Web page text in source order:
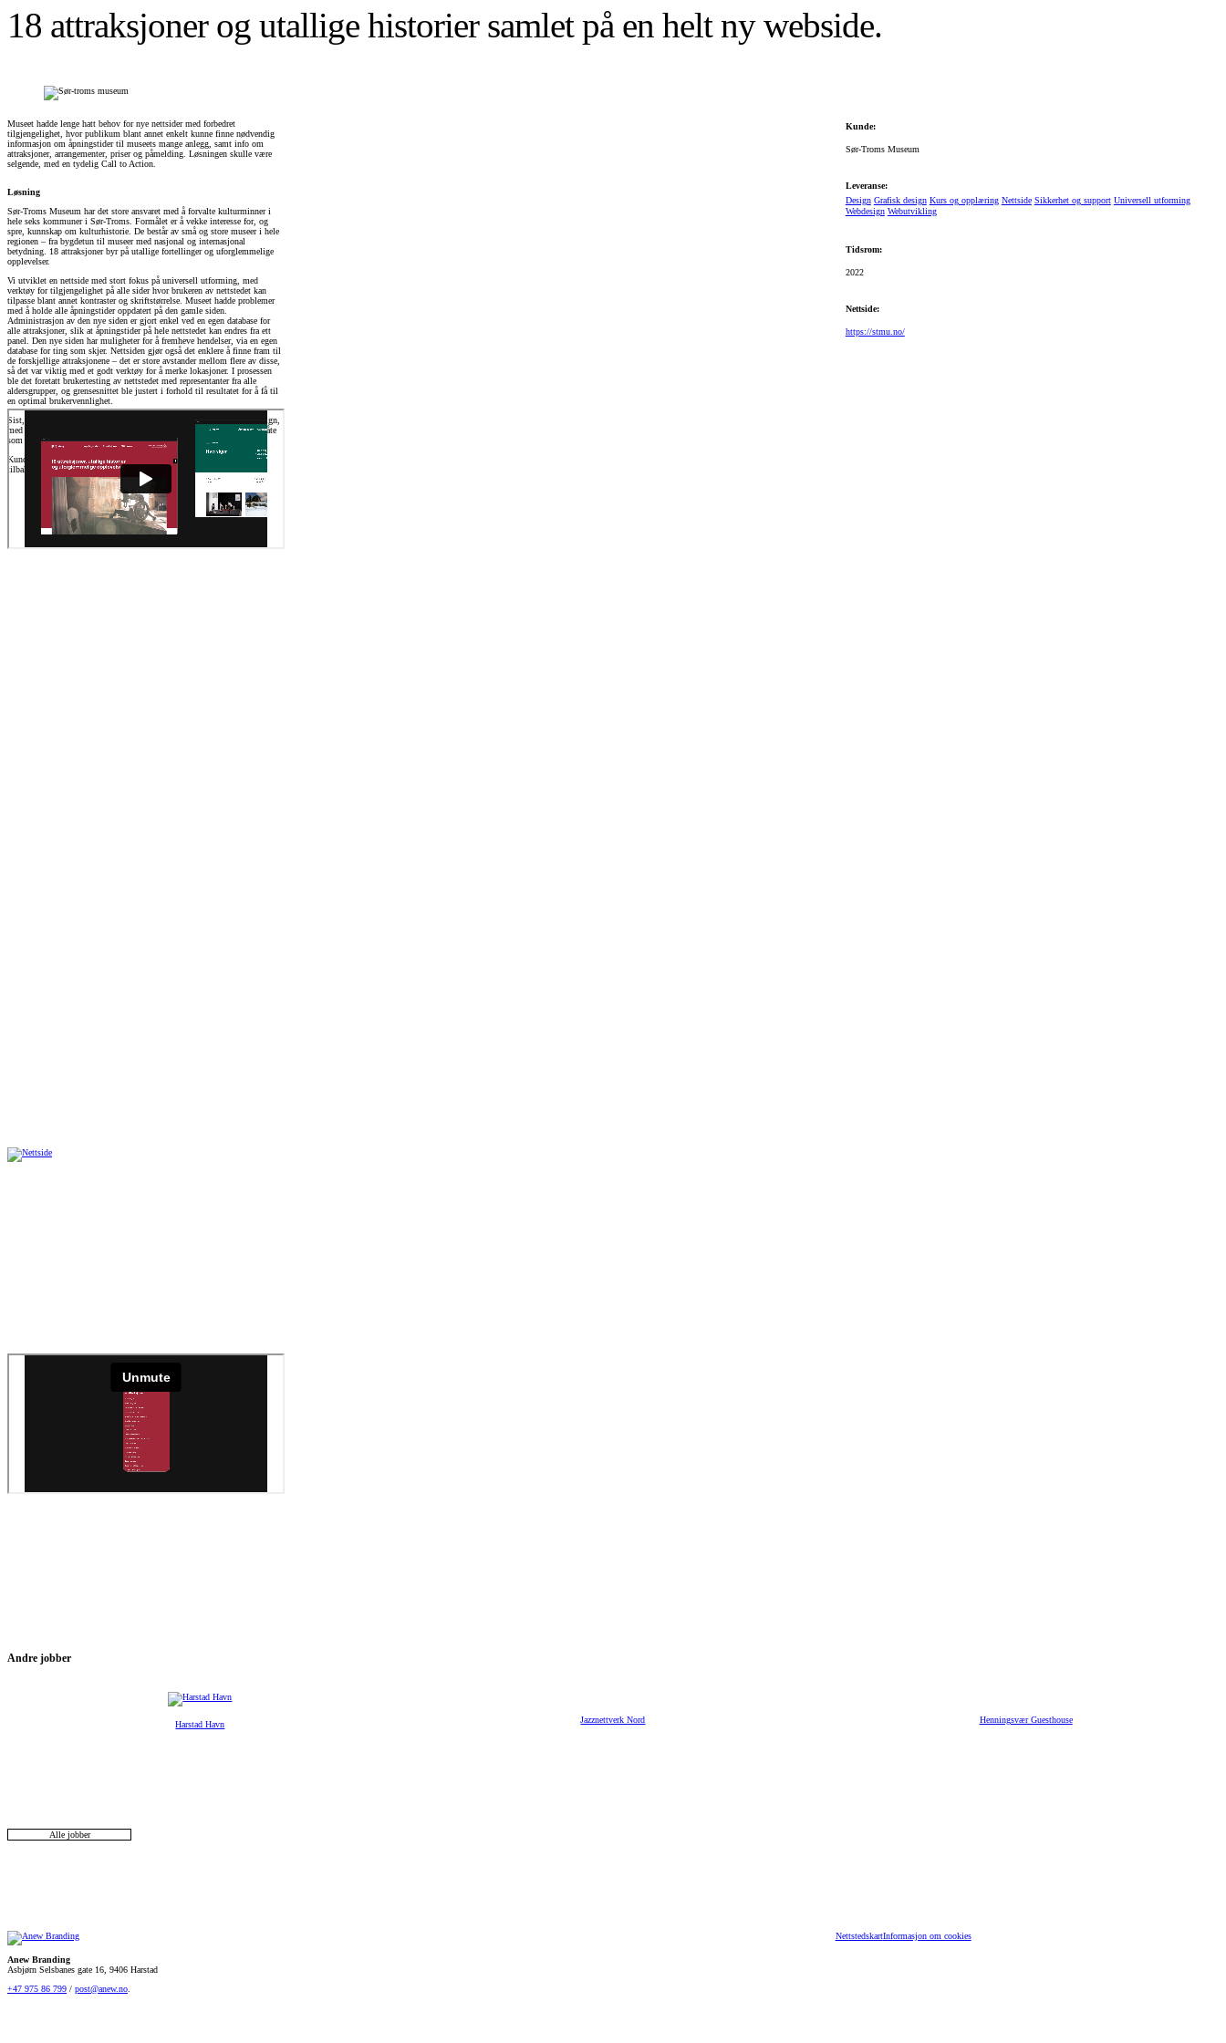
18 attraksjoner og utallige historier samlet på en helt ny webside.
Museet hadde lenge hatt behov for nye nettsider med forbedret
tilgjengelighet, hvor publikum blant annet enkelt kunne finne nødvendig
informasjon om åpningstider til museets mange anlegg, samt info om
attraksjoner, arrangementer, priser og påmelding. Løsningen skulle være
selgende, med en tydelig Call to Action.
Løsning
Sør-Troms Museum har det store ansvaret med å forvalte kulturminner i
hele seks kommuner i Sør-Troms. Formålet er å vekke interesse for, og
spre, kunnskap om kulturhistorie. De består av små og store museer i hele
regionen – fra bygdetun til museer med nasjonal og internasjonal
betydning. 18 attraksjoner byr på utallige fortellinger og uforglemmelige
opplevelser.
Vi utviklet en nettside med stort fokus på universell utforming, med
verktøy for tilgjengelighet på alle sider hvor brukeren av nettstedet kan
tilpasse blant annet kontraster og skriftstørrelse. Museet hadde problemer
med å holde alle åpningstider oppdatert på den gamle siden.
Administrasjon av den nye siden er gjort enkel ved en egen database for
alle attraksjoner, slik at åpningstider på hele nettstedet kan endres fra ett
panel. Den nye siden har muligheter for å fremheve hendelser, via en egen
database for ting som skjer. Nettsiden gjør også det enklere å finne fram til
de forskjellige attraksjonene – det er store avstander mellom flere av disse,
så det var viktig med et godt verktøy for å merke lokasjoner. I prosessen
ble det foretatt brukertesting av nettstedet med representanter fra alle
aldersgrupper, og grensesnittet ble justert i forhold til resultatet for å få til
en optimal brukervennlighet.
Sist, men ikke minst, har vi lagt vekt på et innbydende og tydelig design,
med store bilder og overskrifter, hvor typografi er brukt aktivt på en måte
som skal hjelpe brukeren å finne fram.
Kunden ble svært fornøyd med løsningen, og har meldt om gode
tilbakemeldinger fra publikum.
Kunde:
Sør-Troms Museum
Leveranse:
Design Grafisk design Kurs og opplæring Nettside Sikkerhet og support Universell utforming
Webdesign Webutvikling
Tidsrom:
2022
Nettside:
https://stmu.no/
Andre jobber
Harstad Havn Jazznettverk Nord Henningsvær Guesthouse
Alle jobber
Anew Branding
Asbjørn Selsbanes gate 16, 9406 Harstad
+47 975 86 799 / post@anew.no.
NettstedskartInformasjon om cookies